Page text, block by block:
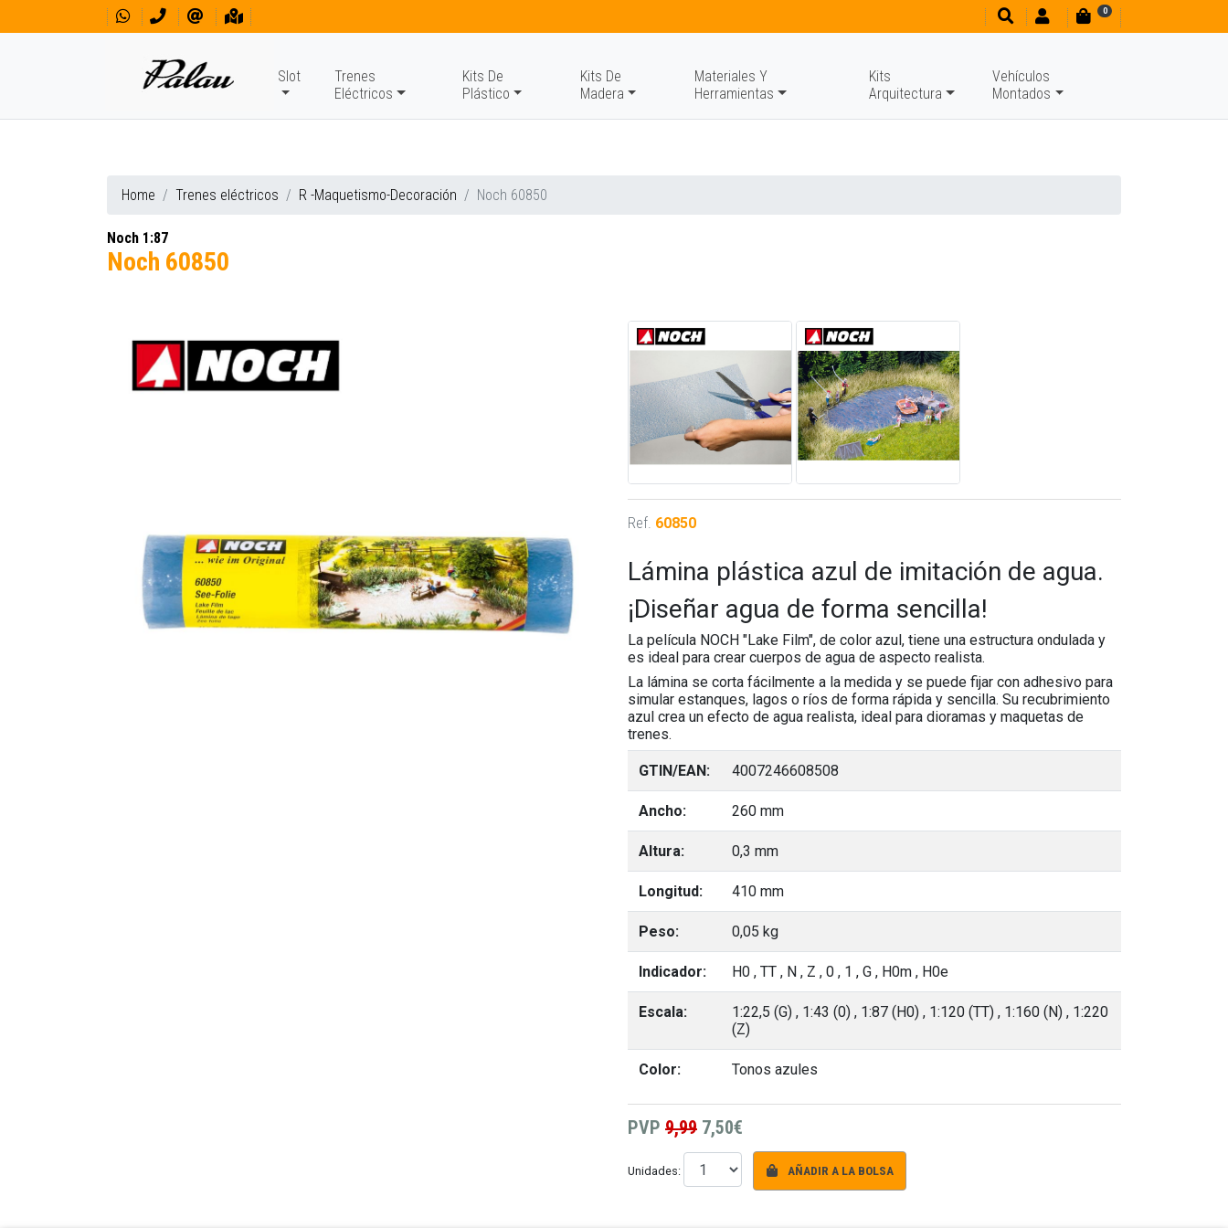
0
Slot
Trenes
Eléctricos
Kits De
Plástico
Kits De
Madera
Materiales Y
Herramientas
Kits
Arquitectura
Vehículos
Montados
Home Trenes eléctricos R -Maquetismo-Decoración Noch 60850
Noch 1:87
Noch 60850
Ref. 60850
Lámina plástica azul de imitación de agua.
¡Diseñar agua de forma sencilla!
La película NOCH "Lake Film", de color azul, tiene una estructura ondulada y
es ideal para crear cuerpos de agua de aspecto realista.
La lámina se corta fácilmente a la medida y se puede fijar con adhesivo para
simular estanques, lagos o ríos de forma rápida y sencilla. Su recubrimiento
azul crea un efecto de agua realista, ideal para dioramas y maquetas de
trenes.
GTIN/EAN: 4007246608508
Ancho: 260 mm
Altura: 0,3 mm
Longitud: 410 mm
Peso: 0,05 kg
Indicador: H0 , TT , N , Z , 0 , 1 , G , H0m , H0e
Escala: 1:22,5 (G) , 1:43 (0) , 1:87 (H0) , 1:120 (TT) , 1:160 (N) , 1:220
(Z)
Color: Tonos azules
PVP 9,99 7,50€
Unidades: AÑADIR A LA BOLSA